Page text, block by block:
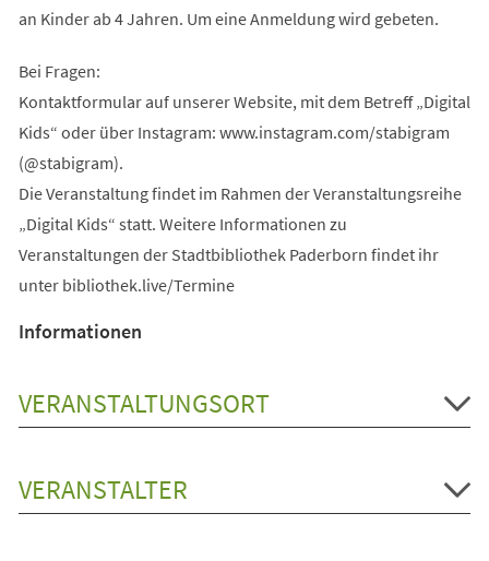
an Kinder ab 4 Jahren. Um eine Anmeldung wird gebeten.
Bei Fragen:
Kontaktformular auf unserer Website, mit dem Betreff „Digital
Kids“ oder über Instagram: www.instagram.com/stabigram
(@stabigram).
Die Veranstaltung findet im Rahmen der Veranstaltungsreihe
„Digital Kids“ statt. Weitere Informationen zu
Veranstaltungen der Stadtbibliothek Paderborn findet ihr
unter bibliothek.live/Termine
Informationen
VERANSTALTUNGSORT
VERANSTALTER